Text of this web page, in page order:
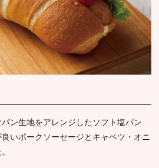
ン生地をアレンジしたソフト塩パン
いポークソーセージとキャベツ・オニ